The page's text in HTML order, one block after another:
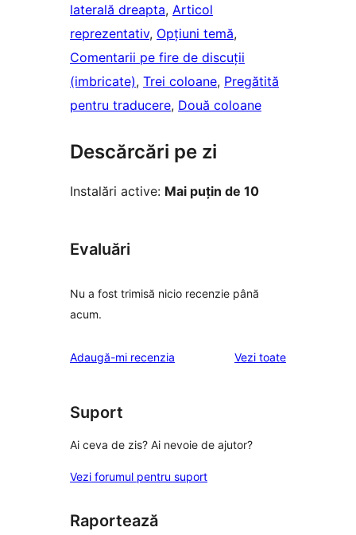
laterală dreapta, Articol
reprezentativ, Opțiuni temă
Comentarii pe fire de discuții
(imbricate), Trei coloane, Pregătită
pentru traducere, Două coloane
Descărcări pe zi
Instalări active: Mai puțin de 10
Evaluări
Nu a fost trimisă nicio recenzie până
acum.
Adaugă-mi recenzia Vezi toaterecenziile
Suport
Ai ceva de zis? Ai nevoie de ajutor?
Vezi forumul pentru suport
Raportează